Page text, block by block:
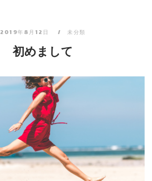
2019年8月12日 未分類
初めまして